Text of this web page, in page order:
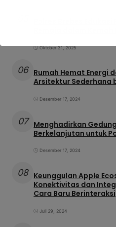
Oktober 31, 2025
06 Rumah Hemat Energi
Arsitektur Sederhana
Desember 17, 2024
07
Menghadirkan
Berkelanjutan untuk
Desember 17, 2024
08 Keunggulan Apple
Konektivitas dan
Cara Baru Berinteraksi
Juli 29, 2024